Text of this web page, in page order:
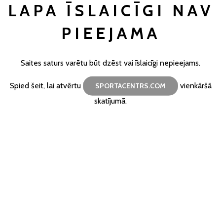
LAPA ĪSLAICĪGI NAV
PIEEJAMA
Saites saturs varētu būt dzēst vai īslaicīgi nepieejams.
Spied šeit, lai atvērtu SPORTACENTRS.COM
vienkāršā
skatījumā.